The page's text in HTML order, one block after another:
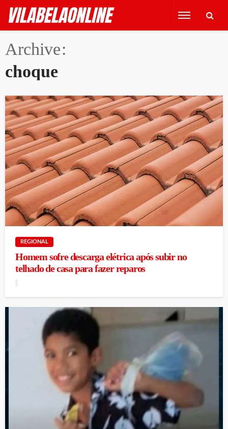
Archive
choque
REGIONAL
Homem sofre descarga elétrica após subir no
telhado de casa para fazer reparos